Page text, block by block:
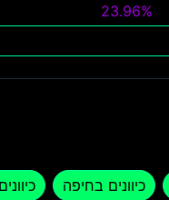
23.96%
כיוונים בחיפה